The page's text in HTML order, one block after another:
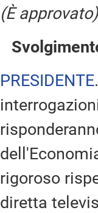
(È approvato)
PRESIDENTE
rigoroso
diretta